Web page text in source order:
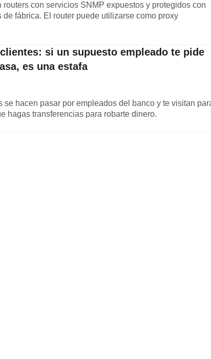
con servicios SNMP expuestos y protegidos con
fábrica. El router puede utilizarse como proxy
si un supuesto empleado te pide
es una estafa
se hacen pasar por empleados del banco y te visitan
hagas transferencias para robarte dinero.